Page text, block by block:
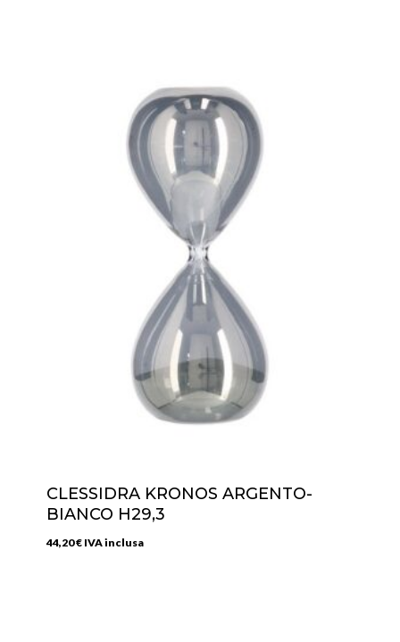
CLESSIDRA KRONOS ARGENTO-
BIANCO H29,3
44,20€ IVA inclusa